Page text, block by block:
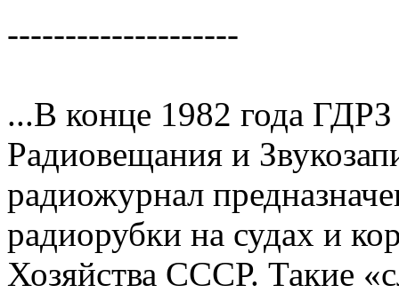
--------------------
...В конце 1982 года
Радиовещания и
радиожурнал
радиорубки на судах и
Хозяйства СССР. Такие